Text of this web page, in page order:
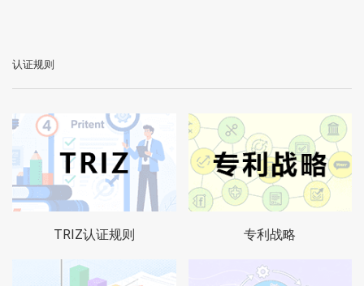
认证规则
TRIZ认证规则 专利战略